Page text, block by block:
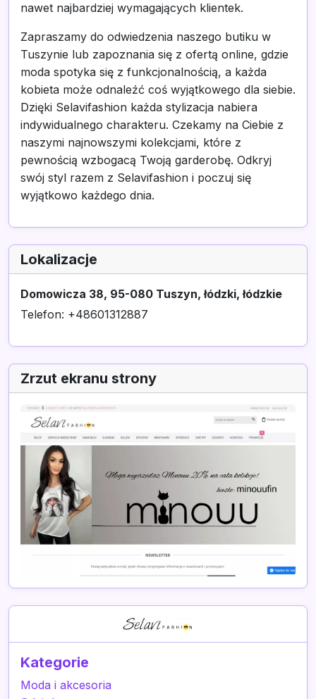
nawet najbardziej wymagających klientek.
Zapraszamy do odwiedzenia naszego butiku w
Tuszynie lub zapoznania się z ofertą online, gdzie
moda spotyka się z funkcjonalnością, a każda
kobieta może odnaleźć coś wyjątkowego dla siebie.
Dzięki Selavifashion każda stylizacja nabiera
indywidualnego charakteru. Czekamy na Ciebie z
naszymi najnowszymi kolekcjami, które z
pewnością wzbogacą Twoją garderobę. Odkryj
swój styl razem z Selavifashion i poczuj się
wyjątkowo każdego dnia.
Lokalizacje
Domowicza 38, 95-080 Tuszyn, łódzki, łódzkie
Telefon: +48601312887
Zrzut ekranu strony
Kategorie
Moda i akcesoria